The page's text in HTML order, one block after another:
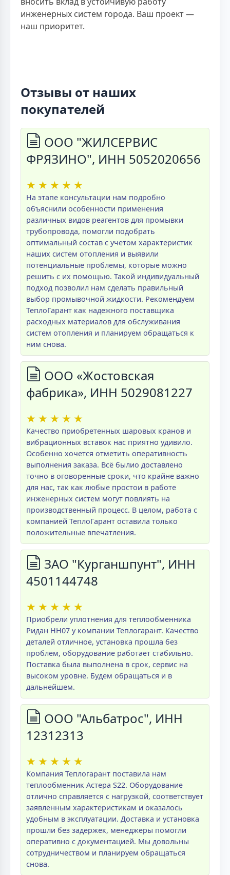
инженерных систем города. Ваш проект —
наш приоритет.
Отзывы от наших
покупателей
ООО "ЖИЛСЕРВИС
ФРЯЗИНО", ИНН 5052020656
★ ★ ★ ★ ★
На этапе консультации нам подробно
объяснили особенности применения
различных видов реагентов для промывки
трубопровода, помогли подобрать
оптимальный состав с учетом характеристик
наших систем отопления и выявили
потенциальные проблемы, которые можно
решить с их помощью. Такой индивидуальный
подход позволил нам сделать правильный
выбор промывочной жидкости. Рекомендуем
ТеплоГарант как надежного поставщика
расходных материалов для обслуживания
систем отопления и планируем обращаться к
ним снова.
ООО «Жостовская
фабрика», ИНН 5029081227
★ ★ ★ ★ ★
Качество приобретенных шаровых кранов и
вибрационных вставок нас приятно удивило.
Особенно хочется отметить оперативность
выполнения заказа. Всё былио доставлено
точно в оговоренные сроки, что крайне важно
для нас, так как любые простои в работе
инженерных систем могут повлиять на
производственный процесс. В целом, работа с
компанией ТеплоГарант оставила только
положительные впечатления.
ЗАО "Курганшпунт", ИНН
4501144748
★ ★ ★ ★ ★
Приобрели уплотнения для теплообменника
Ридан НН07 у компании Теплогарант. Качество
деталей отличное, установка прошла без
проблем, оборудование работает стабильно.
Поставка была выполнена в срок, сервис на
высоком уровне. Будем обращаться и в
дальнейшем.
ООО "Альбатрос", ИНН
12312313
★ ★ ★ ★ ★
Компания Теплогарант поставила нам
теплообменник Астера S22. Оборудование
отлично справляется с нагрузкой, соответствует
заявленным характеристикам и оказалось
удобным в эксплуатации. Доставка и установка
прошли без задержек, менеджеры помогли
оперативно с документацией. Мы довольны
сотрудничеством и планируем обращаться
снова.